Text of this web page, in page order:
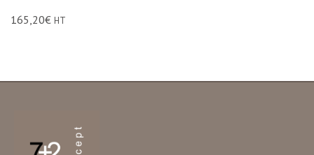
165,20€ HT